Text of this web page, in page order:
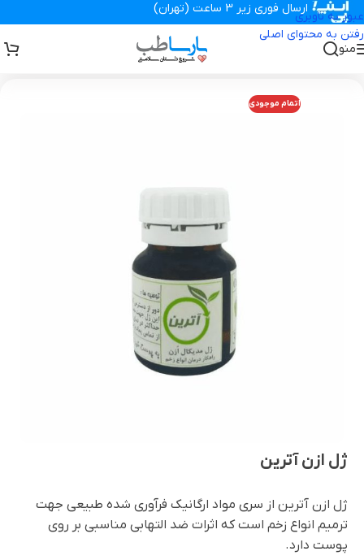
عبور به ناوبری
رفتن به محتوای اصلی
ارسال فوری زیر 3 ساعت (تهران)
منو
تجهیزات پزشکی پارساطب انواع پانسمان زخم
اتمام موجودی
ژل ازن آترین
ژل ازن آترین از سری مواد ارگانیک فرآوری شده طبیعی جهت
ترمیم انواع زخم است که اثرات ضد التهابی مناسبی بر روی
پوست دارد.